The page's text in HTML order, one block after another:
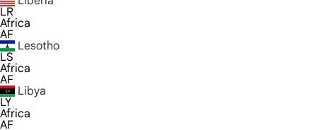
LR
Africa
AF
Lesotho
LS
Africa
AF
Libya
LY
Africa
AF